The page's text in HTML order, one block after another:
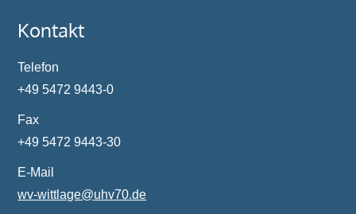
Kontakt
Telefon
+49 5472 9443-0
Fax
+49 5472 9443-30
E-Mail
wv-wittlage@uhv70.de